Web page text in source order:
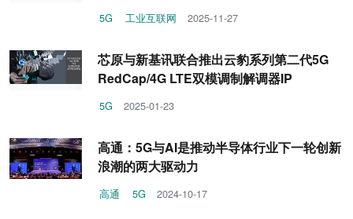
5G 工业互联网 2025-11-27
芯原与新基讯联合推出云豹系列第二代5G
RedCap/4G LTE双模调制解调器IP
5G 2025-01-23
高通：5G与AI是推动半导体行业下一轮创新
浪潮的两大驱动力
高通 5G 2024-10-17